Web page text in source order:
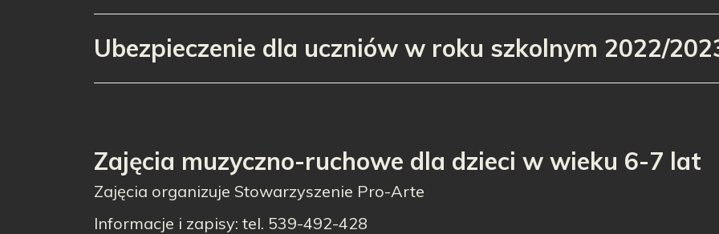
Ubezpieczenie dla uczniów w roku szkolnym 2022/
Zajęcia muzyczno-ruchowe dla dzieci w wieku 6-7 lat
Zajęcia organizuje Stowarzyszenie Pro-Arte
Informacje i zapisy: tel. 539-492-428